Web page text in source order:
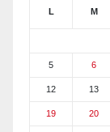
L M
5 6
12 13
19 20